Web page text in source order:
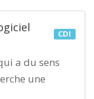
CDI
a du sens
une